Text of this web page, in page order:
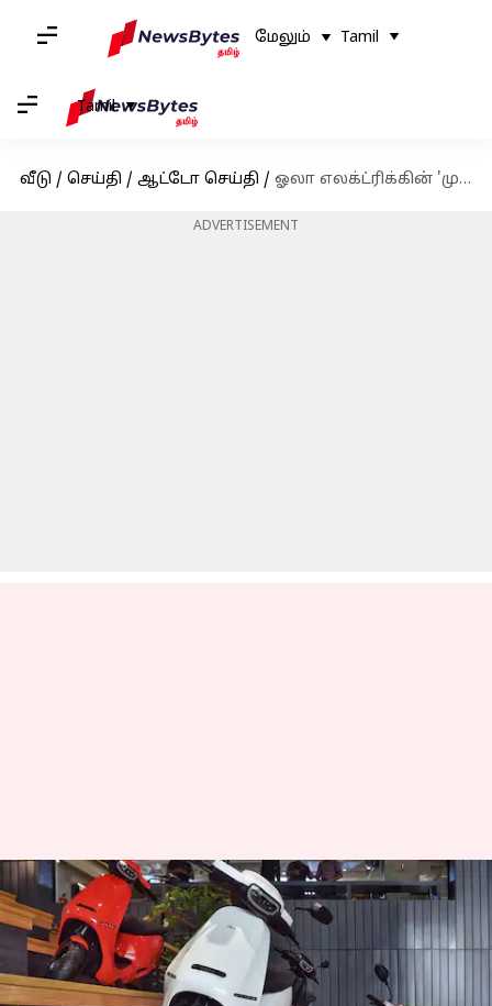
மேலும் Tamil
Tamil
வீடு / செய்தி / ஆட்டோ செய்தி / ஓலா எலக்ட்ரிக்கின் 'முஹுரத் மஹோத்சவ்': சிறந்த சலுகைகளை தெரிந்து கொள்ளுங்கள்
ADVERTISEMENT
ஓலா எலக்ட்ரிக்கின்
'முஹுரத் மஹோத்சவ்':
சிறந்த சலுகைகளை
தெரிந்து கொள்ளுங்கள்